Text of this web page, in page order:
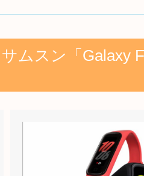
ムスン「Galaxy